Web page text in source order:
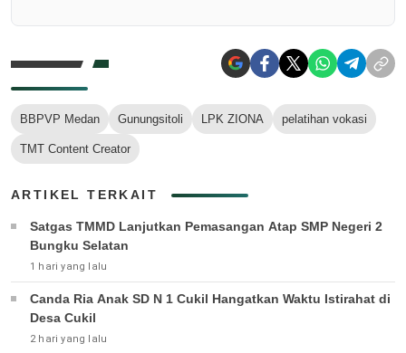
BBPVP Medan Gunungsitoli LPK ZIONA pelatihan vokasi
TMT Content Creator
ARTIKEL TERKAIT
Satgas TMMD Lanjutkan Pemasangan Atap SMP Negeri 2
Bungku Selatan
1 hari yang lalu
Canda Ria Anak SD N 1 Cukil Hangatkan Waktu Istirahat di
Desa Cukil
2 hari yang lalu